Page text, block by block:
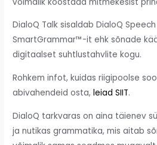
DialoQ Talk sisaldab DialoQ
SmartGrammar™-it ehk sõnade
digitaalset suhtlustahvlite kogu.
Rohkem infot, kuidas riigipoolse
abivahendeid osta,leiad SIIT.
DialoQ tarkvaras on aina täienev
ja nutikas grammatika, mis aitab